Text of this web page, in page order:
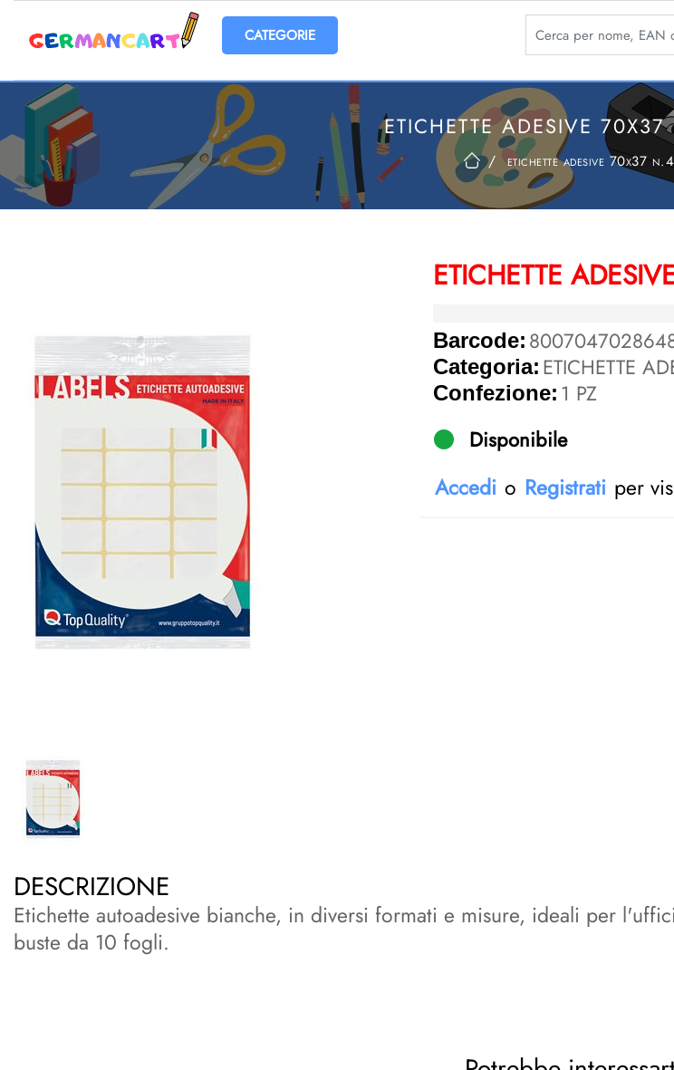
Open menu La modifica di un
ETICHETTE ADESIVE
etichette adesive 70x37
ETICHETTE
Barcode:
Categoria: ETICHETTE
Confezione: 1 PZ
Disponibile
Accedi o Registrati per
DESCRIZIONE
Etichette autoadesive bianche, in diversi formati e misure, ideali per
buste da 10 fogli.